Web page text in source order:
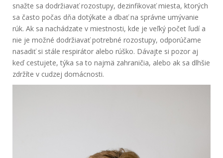
snažte sa dodržiavať rozostupy, dezinfikovať miesta, ktorých
sa často počas dňa dotýkate a dbať na správne umývanie
rúk. Ak sa nachádzate v miestnosti, kde je veľký počet ľudí a
nie je možné dodržiavať potrebné rozostupy, odporúčame
nasadiť si stále respirátor alebo rúško. Dávajte si pozor aj
keď cestujete, týka sa to najmä zahraničia, alebo ak sa dlhšie
zdržíte v cudzej domácnosti.